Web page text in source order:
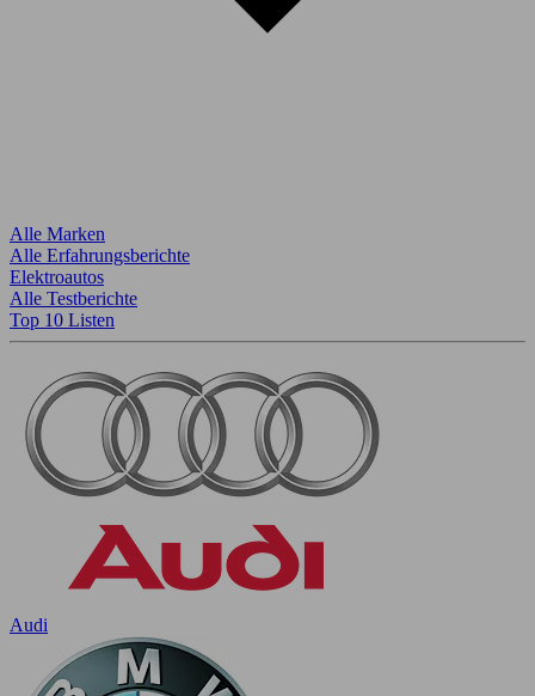
Alle Marken
Alle Erfahrungsberichte
Elektroautos
Alle Testberichte
Top 10 Listen
Audi